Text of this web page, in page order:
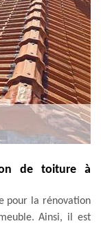
de toiture à
pour la rénovation
Ainsi, il est